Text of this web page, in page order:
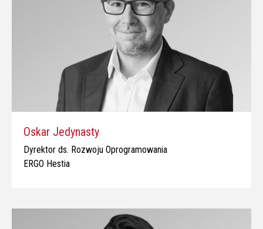
Oskar Jedynasty
Dyrektor ds. Rozwoju Oprogramowania
ERGO Hestia